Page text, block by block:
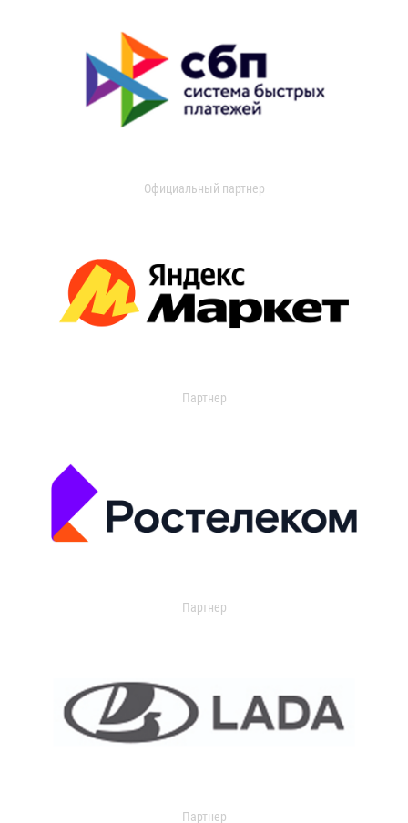
Официальный партнер
Партнер
Партнер
Партнер